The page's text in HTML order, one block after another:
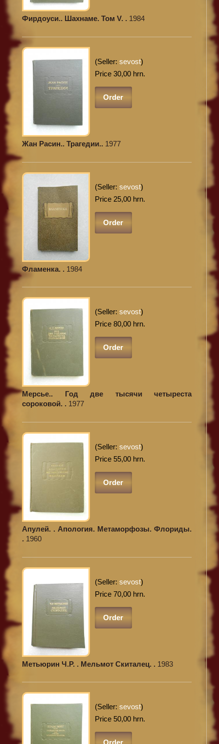
Фирдоуси.. Шахнаме. Том V. . 1984
(Seller: sevost)
Price 30,00 hrn.
Order
Жан Расин.. Трагедии.. 1977
(Seller: sevost)
Price 25,00 hrn.
Order
Фламенка. . 1984
(Seller: sevost)
Price 80,00 hrn.
Order
Мерсье.. Год две тысячи четыреста
сороковой. . 1977
(Seller: sevost)
Price 55,00 hrn.
Order
Апулей. . Апология. Метаморфозы. Флориды.
. 1960
(Seller: sevost)
Price 70,00 hrn.
Order
Метьюрин Ч.Р. . Мельмот Скиталец. . 1983
(Seller: sevost)
Price 50,00 hrn.